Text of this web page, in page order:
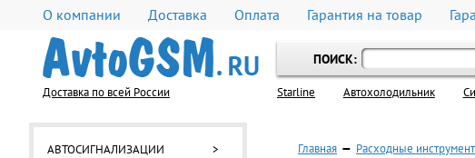
О компании Доставка Оплата Гарантия на товар
Доставка по всей России
ПОИСК:
Starline Автохолодильник
АВТОСИГНАЛИЗАЦИИ > Главная — Расходные